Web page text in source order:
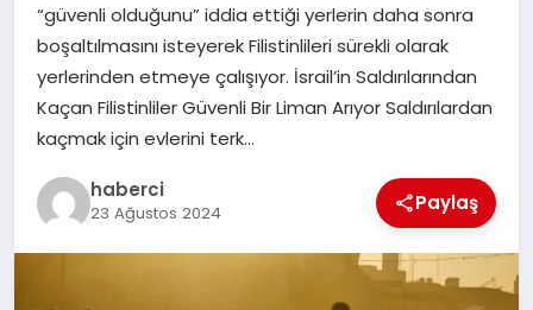
SPOR
TEKNOLOJI
YAŞAM
“güvenli olduğunu” iddia ettiği yerlerin daha sonra
boşaltılmasını isteyerek Filistinlileri sürekli olarak
yerlerinden etmeye çalışıyor. İsrail’in Saldırılarından
Kaçan Filistinliler Güvenli Bir Liman Arıyor Saldırılardan
kaçmak için evlerini terk…
haberci
23 Ağustos 2024 Paylaş